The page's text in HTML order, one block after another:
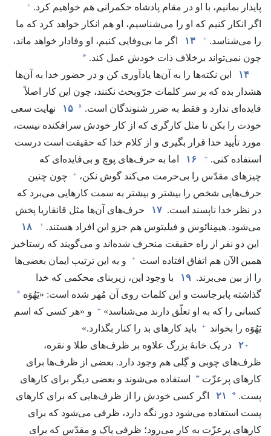
پایدار بمانیم،‏ با او در مقام پادشاه حکمرانی هم خواهیم کرد.‏ +
اگر انکار کنیم که او را می‌شناسیم،‏ او هم انکار خواهد کرد که ما
را می‌شناسد.‏ + ۱۳
اگر ما بی‌وفایی کنیم،‏ او وفادار خواهد ماند،‏
چون نمی‌تواند برخلاف ذات خودش عمل کند.‏ *
۱۴
این نکته‌ها را به آن‌ها یادآوری کن و در حضور خدا به آن‌ها
هشدار بده که بر سر کلمات جرّوبحث نکنند،‏ چون این کار اصلاً
فایده‌ای ندارد و فقط به ضرر شنوندگان است.‏ * ۱۵
نهایت سعی
خودت را بکن تا مثل کارگری که از کار خودش سرافکنده نیست،‏
مورد تأیید خدا قرار بگیری و از کلام خدا که حقیقت است درست
استفاده کنی.‏ + ۱۶
اما به حرف‌های پوچ و بی‌فایده‌ای که
چیزهای مقدّس را بی‌حرمت می‌کند گوش نکن،‏ +
چون چنین
حرف‌هایی شخص را بیشتر و بیشتر به سمت کارهایی می‌برد که
در نظر خدا ناپسند است.‏ ۱۷
حرف‌های آن‌ها مثل قانقاریا پخش
می‌شود.‏ هیمِنائوس و فیلیتوس هم جزو این افراد هستند.‏ +
۱۸
این دو نفر از راه حقیقت منحرف شده‌اند و می‌گویند که رستاخیز
همین الآن هم اتفاق افتاده است
+
و به این ترتیب ایمان بعضی‌ها
را از بین می‌برند.‏ ۱۹
با وجود این،‏ زیربنای محکمی که خدا
گذاشته پابرجاست و این کلمات روی آن مُهر شده است:‏ «یَهُوَه *
کسانی را که به او تعلّق دارند می‌شناسد»‏ +
و «هر کسی که اسم
یَهُوَه را بخواند
+
باید کارهای بد را کنار بگذارد.‏»‏
۲۰
در یک خانهٔ بزرگ علاوه بر ظرف‌های طلا و نقره،‏
ظرف‌های چوبی و گِلی هم وجود دارد.‏ بعضی از ظرف‌ها برای
کارهای پرعزّت *
استفاده می‌شوند و بعضی دیگر برای کارهای
پست.‏ * ۲۱
اگر کسی خودش را از ظرف‌هایی که برای کارهای
پست استفاده می‌شود دور نگه دارد،‏ ظرفی می‌شود که برای
کارهای پرعزّت به کار می‌رود؛‏ ظرفی پاک و مقدّس که برای